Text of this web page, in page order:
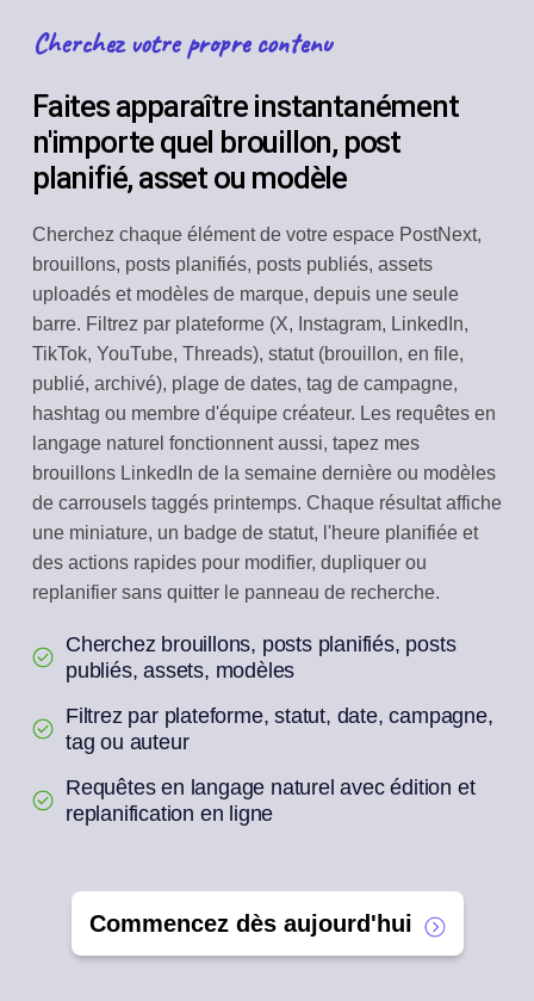
Cherchez votre propre contenu
Faites apparaître instantanément
n'importe quel brouillon, post
planifié, asset ou modèle
Cherchez chaque élément de votre espace PostNext,
brouillons, posts planifiés, posts publiés, assets
uploadés et modèles de marque, depuis une seule
barre. Filtrez par plateforme (X, Instagram, LinkedIn,
TikTok, YouTube, Threads), statut (brouillon, en file,
publié, archivé), plage de dates, tag de campagne,
hashtag ou membre d'équipe créateur. Les requêtes en
langage naturel fonctionnent aussi, tapez mes
brouillons LinkedIn de la semaine dernière ou modèles
de carrousels taggés printemps. Chaque résultat affiche
une miniature, un badge de statut, l'heure planifiée et
des actions rapides pour modifier, dupliquer ou
replanifier sans quitter le panneau de recherche.
Cherchez brouillons, posts planifiés, posts
publiés, assets, modèles
Filtrez par plateforme, statut, date, campagne,
tag ou auteur
Requêtes en langage naturel avec édition et
replanification en ligne
Commencez dès aujourd'hui